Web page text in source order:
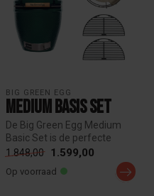
BIG GREEN EGG
Medium Basis Set
De Big Green Egg Medium
Basic Set is de perfecte
alleskunner. Met een
1.848,00 1.599,00
Op voorraad